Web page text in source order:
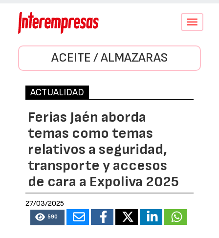
Conmutar
ACEITE / ALMAZARAS
ACTUALIDAD
Ferias Jaén aborda
temas como temas
relativos a seguridad,
transporte y accesos
de cara a Expoliva 2025
27/03/2025
590